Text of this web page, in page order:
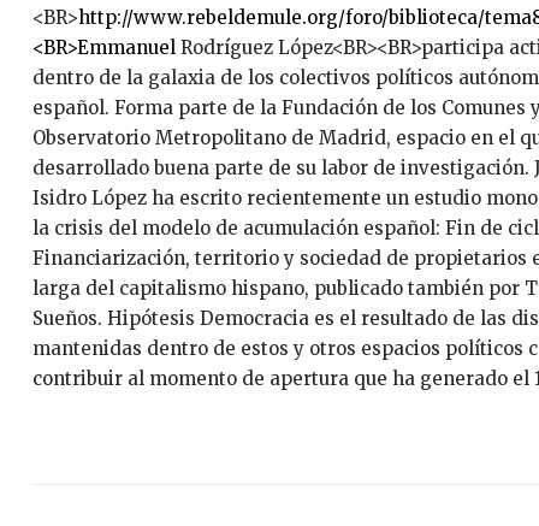
<BR>http://www.rebeldemule.org/foro/biblioteca/
<BR>Emmanuel Rodríguez López<BR><BR>participa
dentro de la galaxia de los colectivos políticos
español. Forma parte de la Fundación de los Comunes
Observatorio Metropolitano de Madrid, espacio en el
desarrollado buena parte de su labor de investigación.
Isidro López ha escrito recientemente un estudio
la crisis del modelo de acumulación español: Fin de
Financiarización, territorio y sociedad de propietarios
larga del capitalismo hispano, publicado también por
Sueños. Hipótesis Democracia es el resultado de las
mantenidas dentro de estos y otros espacios políticos
contribuir al momento de apertura que ha generado el